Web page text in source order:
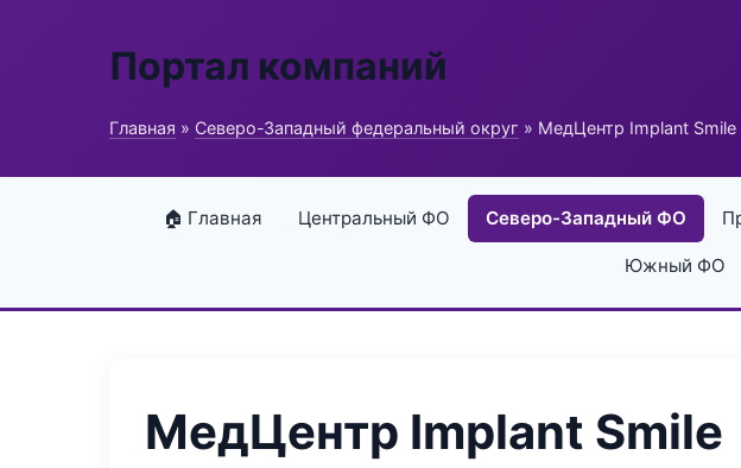
Портал компаний
Главная » Северо-Западный федеральный округ » МедЦентр Implant Smile
🏠 Главная Центральный ФО Северо-Западный ФО
Южный ФО
МедЦентр Implant Smile